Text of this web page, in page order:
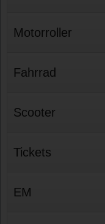
Motorroller
Fahrrad
Scooter
Tickets
EM